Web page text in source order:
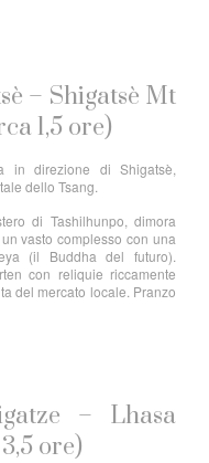
– Shigatsè Mt
1,5 ore)
in direzione di Shigatsè,
dello Tsang.
di Tashilhunpo, dimora
vasto complesso con una
(il Buddha del futuro).
con reliquie riccamente
del mercato locale. Pranzo
– Lhasa
ore)